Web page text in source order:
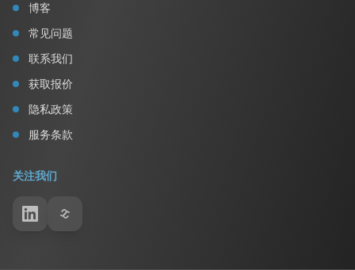
博客
常见问题
联系我们
获取报价
隐私政策
服务条款
关注我们